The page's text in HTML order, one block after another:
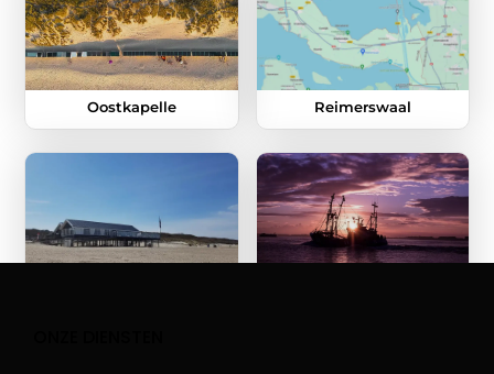
Oostkapelle Reimerswaal